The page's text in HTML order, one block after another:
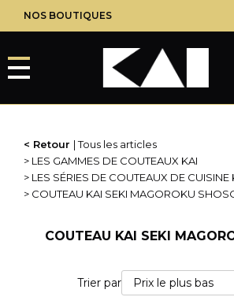
principal
NOS BOUTIQUES
Retour
Tous les articles
LES GAMMES DE COUTEAUX KAI
LES SÉRIES DE COUTEAUX DE CUISINE
COUTEAU KAI SEKI MAGOROKU
COUTEAU KAI SEKI
Trier par